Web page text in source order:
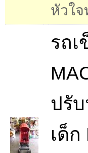
หัวใจ
รถ
ปรั
เด็